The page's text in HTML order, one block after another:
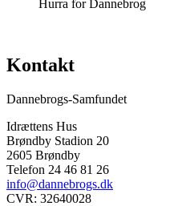
Hurra for Dannebrog
Kontakt
Dannebrogs-Samfundet
Idrættens Hus
Brøndby Stadion 20
2605 Brøndby
Telefon 24 46 81 26
info@dannebrogs.dk
CVR: 32640028